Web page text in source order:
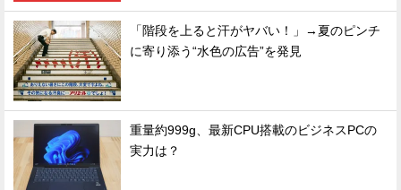
「階段を上ると汗がヤバい！」→夏のピンチ
に寄り添う“水色の広告”を発見
重量約999g、最新CPU搭載のビジネスPCの
実力は？